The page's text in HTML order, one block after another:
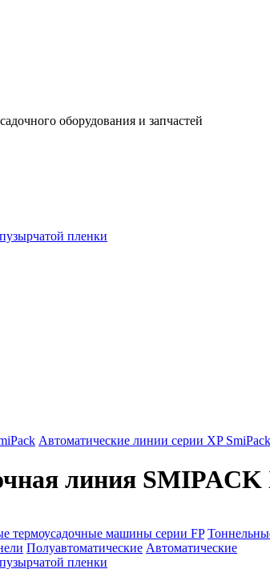
оборудования и запчастей
пленки
Автоматические линии серии XP SmiPack
линия
термоусадочные машины серии FP
Полуавтоматические Автоматические
пленки